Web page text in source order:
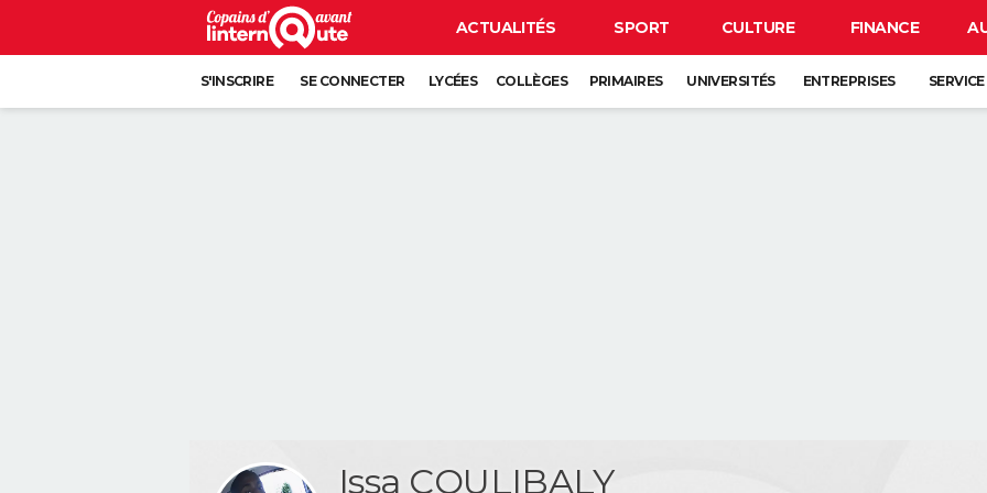
ACTUALITÉS SPORT CULTURE FINANCE
S'INSCRIRE SE CONNECTER LYCÉES COLLÈGES PRIMAIRES UNIVERSITÉS ENTREPRISES
Issa COULIBALY